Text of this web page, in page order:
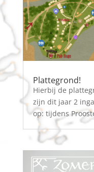
Plattegrond!
Hierbij de
zijn dit jaar 2
op: tijdens